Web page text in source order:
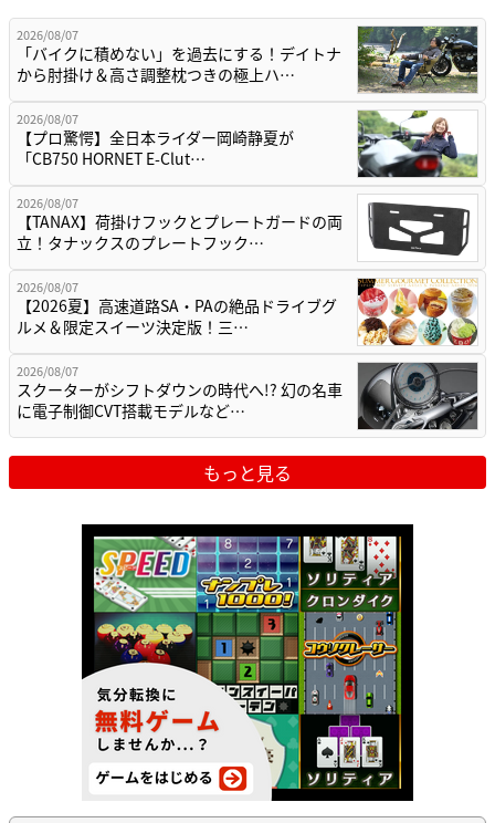
2026/08/07
「バイクに積めない」を過去にする！デイトナ
から肘掛け＆高さ調整枕つきの極上ハ…
2026/08/07
【プロ驚愕】全日本ライダー岡崎静夏が
「CB750 HORNET E-Clut…
2026/08/07
【TANAX】荷掛けフックとプレートガードの両
立！タナックスのプレートフック…
2026/08/07
【2026夏】高速道路SA・PAの絶品ドライブグ
ルメ＆限定スイーツ決定版！三…
2026/08/07
スクーターがシフトダウンの時代へ!? 幻の名車
に電子制御CVT搭載モデルなど…
もっと見る